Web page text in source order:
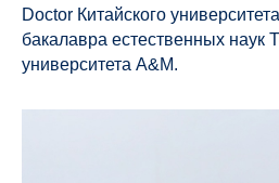
Doctor Китайского
бакалавра естественных наук
университета A&M.